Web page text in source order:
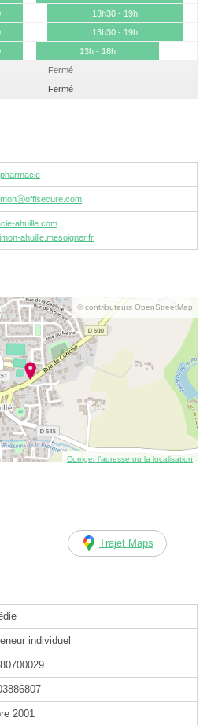
13h30 - 19h
13h30 - 19h
13h - 18h
Fermé
Fermé
ahuille.com
ahuille.mesoigner.fr
© contributeurs OpenStreetMap
Corriger l’adresse ou la localisation
Trajet Maps
individuel
2001